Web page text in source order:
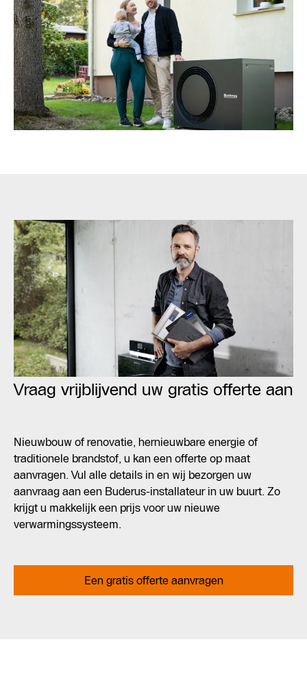
Vraag vrijblijvend uw gratis offerte aan
Nieuwbouw of renovatie, hernieuwbare energie of
traditionele brandstof, u kan een offerte op maat
aanvragen. Vul alle details in en wij bezorgen uw
aanvraag aan een Buderus-installateur in uw buurt. Zo
krijgt u makkelijk een prijs voor uw nieuwe
verwarmingssysteem.
Een gratis offerte aanvragen